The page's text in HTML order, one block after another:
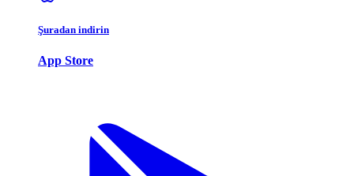
Şuradan indirin
App Store